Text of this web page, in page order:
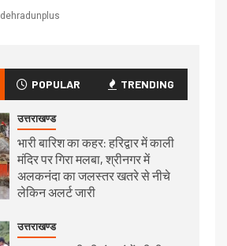
dehradunplus
POPULAR TRENDING
उत्तराखण्ड
भारी बारिश का कहर: हरिद्वार में काली
मंदिर पर गिरा मलबा, श्रीनगर में
अलकनंदा का जलस्तर खतरे से नीचे
लेकिन अलर्ट जारी
उत्तराखण्ड